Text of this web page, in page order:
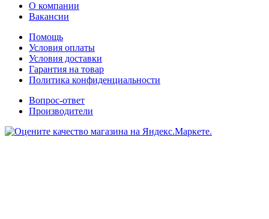
О компании
Вакансии
Помощь
Условия оплаты
Условия доставки
Гарантия на товар
Политика конфиденциальности
Вопрос-ответ
Производители